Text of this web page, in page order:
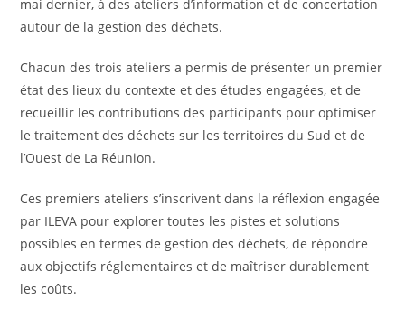
mai dernier, à des ateliers d’information et de concertation
autour de la gestion des déchets.
Chacun des trois ateliers a permis de présenter un premier
état des lieux du contexte et des études engagées, et de
recueillir les contributions des participants pour optimiser
le traitement des déchets sur les territoires du Sud et de
l’Ouest de La Réunion.
Ces premiers ateliers s’inscrivent dans la réflexion engagée
par ILEVA pour explorer toutes les pistes et solutions
possibles en termes de gestion des déchets, de répondre
aux objectifs réglementaires et de maîtriser durablement
les coûts.